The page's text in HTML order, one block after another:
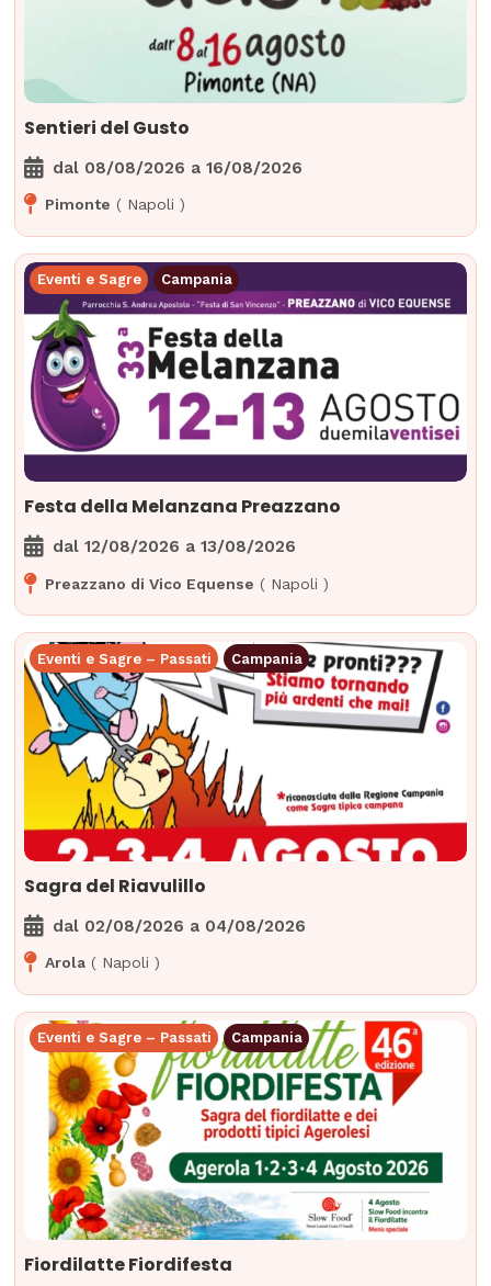
Sentieri del Gusto
dal 08/08/2026 a 16/08/2026
Pimonte ( Napoli )
Eventi e Sagre Campania
Festa della Melanzana Preazzano
dal12/08/2026 a 13/08/2026
Preazzano di Vico Equense ( Napoli )
Eventi e Sagre – Passati Campania
Sagra del Riavulillo
dal 02/08/2026 a 04/08/2026
Arola ( Napoli )
Eventi e Sagre – Passati Campania
Fiordilatte Fiordifesta